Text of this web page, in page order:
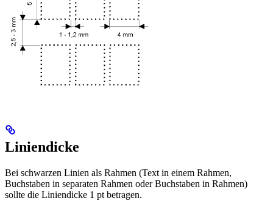
Liniendicke
Bei schwarzen Linien als Rahmen (Text in einem Rahmen,
Buchstaben in separaten Rahmen oder Buchstaben in Rahmen)
sollte die Liniendicke 1 pt betragen.